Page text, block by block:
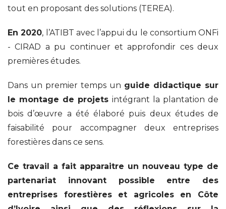
tout en proposant des solutions (TEREA).
En 2020, l’ATIBT avec l’appui du le consortium ONFi
- CIRAD a pu continuer et approfondir ces deux
premières études.
Dans un premier temps un guide didactique sur
le montage de projets intégrant la plantation de
bois d’œuvre a été élaboré puis deux études de
faisabilité pour accompagner deux entreprises
forestières dans ce sens.
Ce travail a fait apparaitre un nouveau type de
partenariat innovant possible entre des
entreprises forestières et agricoles en Côte